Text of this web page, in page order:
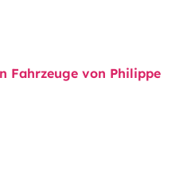
Fahrzeuge von Philippe